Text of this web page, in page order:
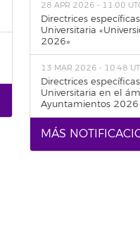
28 APR 2026 - 11:00
Directrices
Universitaria
2026»
13 MAR 2026 - 10:48
Directrices
Universitaria en el
Ayuntamientos 2026
MÁS